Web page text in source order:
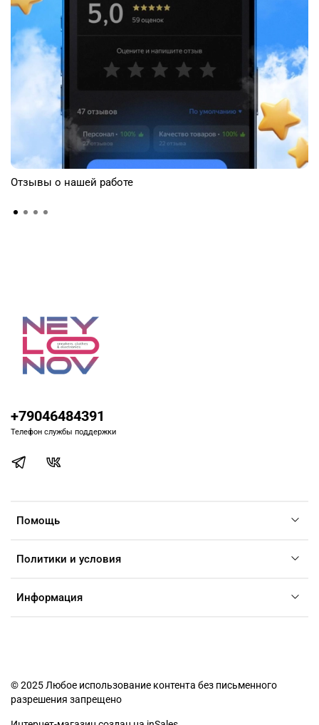
Отзывы о нашей работе
Помощь
Политики и условия
Информация
+79046484391
Телефон службы поддержки
© 2025 Любое использование контента без письменного
разрешения запрещено